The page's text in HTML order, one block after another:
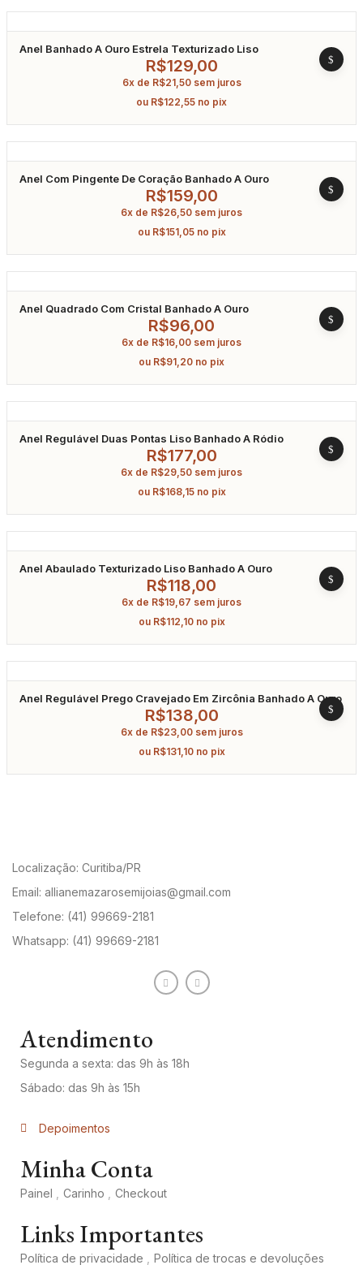
Anel Banhado A Ouro Estrela Texturizado Liso
R$129,00
6x de R$21,50 sem juros
ou R$122,55 no pix
Anel Com Pingente De Coração Banhado A Ouro
R$159,00
6x de R$26,50 sem juros
ou R$151,05 no pix
Anel Quadrado Com Cristal Banhado A Ouro
R$96,00
6x de R$16,00 sem juros
ou R$91,20 no pix
Anel Regulável Duas Pontas Liso Banhado A Ródio
R$177,00
6x de R$29,50 sem juros
ou R$168,15 no pix
Anel Abaulado Texturizado Liso Banhado A Ouro
R$118,00
6x de R$19,67 sem juros
ou R$112,10 no pix
Anel Regulável Prego Cravejado Em Zircônia Banhado A Ouro
R$138,00
6x de R$23,00 sem juros
ou R$131,10 no pix
Localização: Curitiba/PR
Email: allianemazarosemijoias@gmail.com
Telefone: (41) 99669-2181
Whatsapp: (41) 99669-2181
Atendimento
Segunda a sexta: das 9h às 18h
Sábado: das 9h às 15h
Depoimentos
Minha Conta
Painel Carinho Checkout
Links Importantes
Política de privacidade Política de trocas e devoluções